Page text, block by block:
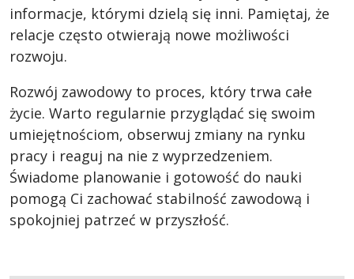
informacje, którymi dzielą się inni. Pamiętaj, że
relacje często otwierają nowe możliwości
rozwoju.
Rozwój zawodowy to proces, który trwa całe
życie. Warto regularnie przyglądać się swoim
umiejętnościom, obserwuj zmiany na rynku
pracy i reaguj na nie z wyprzedzeniem.
Świadome planowanie i gotowość do nauki
pomogą Ci zachować stabilność zawodową i
spokojniej patrzeć w przyszłość.